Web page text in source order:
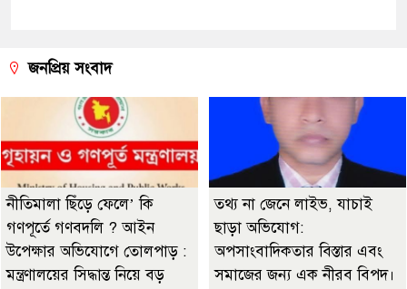
জনপ্রিয় সংবাদ
নীতিমালা ছিঁড়ে ফেলে’ কি
গণপূর্তে গণবদলি ? আইন
উপেক্ষার অভিযোগে তোলপাড় :
মন্ত্রণালয়ের সিদ্ধান্ত নিয়ে বড়
তথ্য না জেনে লাইভ, যাচাই
ছাড়া অভিযোগ:
অপসাংবাদিকতার বিস্তার এবং
সমাজের জন্য এক নীরব বিপদ।